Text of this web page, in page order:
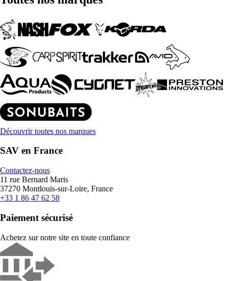
Découvrir toutes nos marques
SAV en France
Contactez-nous
11 rue Bernard Maris
37270 Montlouis-sur-Loire, France
+33 1 86 47 62 58
Paiement sécurisé
Achetez sur notre site en toute confiance